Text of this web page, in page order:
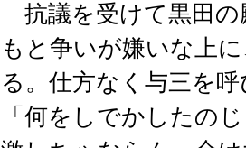
抗議を受けて黒田の
もと争いが嫌いな上
る。仕方なく与三を
「何をしでかしたの